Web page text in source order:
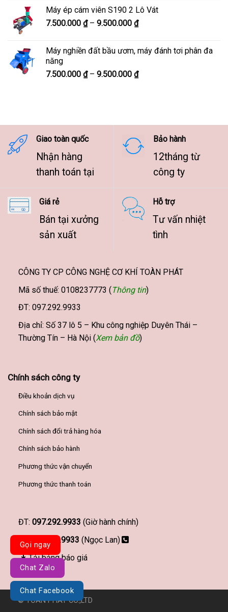
8.300.000 ₫
Máy ép cám viên S190 2 Lô Vát
7.500.000 ₫ – 9.500.000 ₫Khoảng
7.500.000 ₫
9.500.000 ₫
Máy nghiền đất bầu ươm, máy đánh tơi phân đa
năng
7.500.000 ₫ – 9.500.000 ₫Khoảng
9.500.000 ₫
Giao toàn quốc
Nhận hàng
thanh toán tại
Bảo hành
12tháng từ
công ty
Giá rẻ
Bán tại xưởng
sản xuất
Hỗ trợ
Tư vấn nhiệt
tình
CÔNG TY CP CÔNG NGHỆ CƠ KHÍ TOÀN PHÁT
Mã số thuế: 0108237773 (Thông tin)
ĐT: 097.292.9933
Địa chỉ: Số 37 lô 5 – Khu công nghiệp Duyên Thái –
Thường Tín – Hà Nội (Xem bản đồ)
Chính sách công ty
Điều khoản dịch vụ
Chính sách bảo mật
Chính sách đổi trả hàng hóa
Chính sách bảo hành
Phương thức vận chuyển
Phương thức thanh toán
ĐT: 097.292.9933 (Giờ hành chính)
097.292.9933 (Ngọc Lan)
Tải bảng báo giá
© TOÀN PHÁT CO.,LTD
Gọi ngay
Chat Zalo
Chat Facebook